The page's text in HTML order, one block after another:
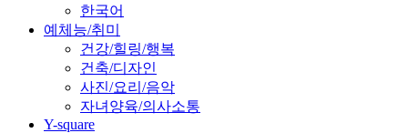
한국어
예체능/취미
건강/힐링/행복
건축/디자인
사진/요리/음악
자녀양육/의사소통
Y-square